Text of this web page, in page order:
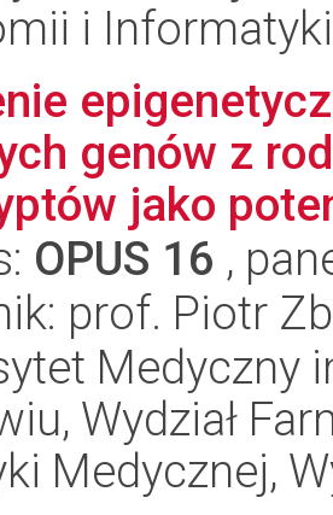
i
genów z
jako
OPUS 16 ,
prof. Piotr
Medyczny
Wydział
Medycznej,